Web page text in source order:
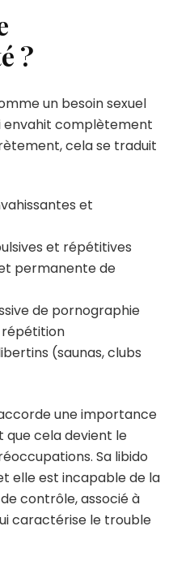
?
un besoin sexuel
envahit complètement
cela se traduit
et
et répétitives
permanente de
de pornographie
répétition
(saunas, clubs
une importance
que cela devient le
Sa libido
elle est incapable de la
contrôle, associé à
caractérise le trouble